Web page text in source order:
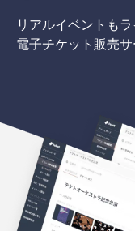
リアルイベントも
電子チケット販売サ